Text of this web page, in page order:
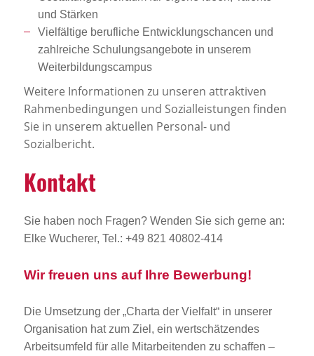
und Stärken
Vielfältige berufliche Entwicklungschancen und
zahlreiche Schulungsangebote in unserem
Weiterbildungscampus
Weitere Informationen zu unseren attraktiven
Rahmenbedingungen und Sozialleistungen finden
Sie in unserem aktuellen Personal- und
Sozialbericht.
Kontakt
Sie haben noch Fragen? Wenden Sie sich gerne an:
Elke Wucherer, Tel.: +49 821 40802-414
Wir freuen uns auf Ihre Bewerbung!
Die Umsetzung der „Charta der Vielfalt“ in unserer
Organisation hat zum Ziel, ein wertschätzendes
Arbeitsumfeld für alle Mitarbeitenden zu schaffen –